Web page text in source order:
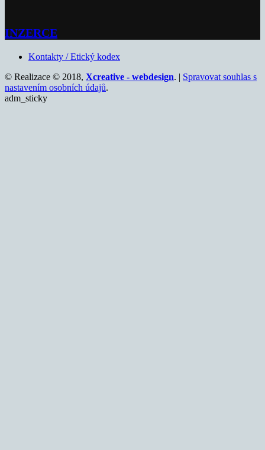
INZERCE
Kontakty / Etický kodex
© Realizace © 2018, Xcreative - webdesign. | Spravovat souhlas s
nastavením osobních údajů.
adm_sticky